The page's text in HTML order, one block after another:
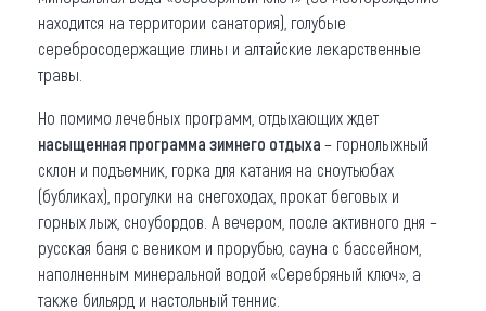
находится на территории санатория), голубые
серебросодержащие глины и алтайские лекарственные
травы.
Но помимо лечебных программ, отдыхающих ждет
насыщенная программа зимнего отдыха – горнолыжный
склон и подъемник, горка для катания на сноутьюбах
(бубликах), прогулки на снегоходах, прокат беговых и
горных лыж, сноубордов. А вечером, после активного дня –
русская баня с веником и прорубью, сауна с бассейном,
наполненным минеральной водой «Серебряный ключ», а
также бильярд и настольный теннис.